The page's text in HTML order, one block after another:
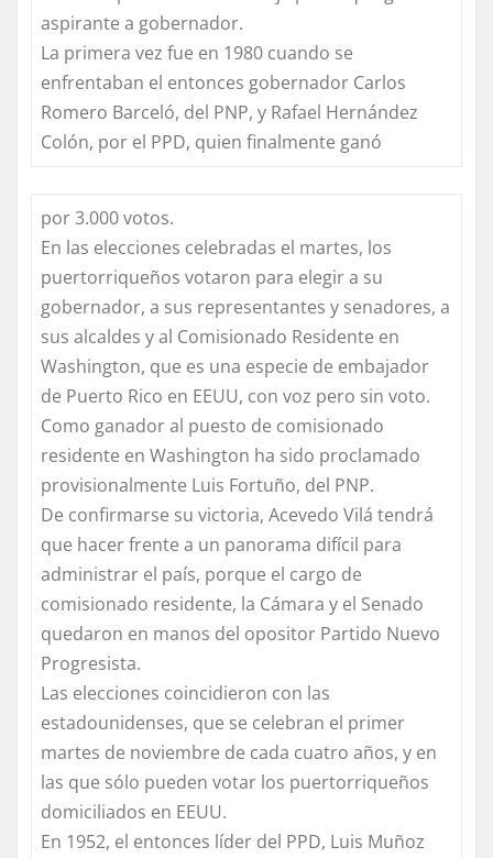
aspirante a gobernador.
La primera vez fue en 1980 cuando se
enfrentaban el entonces gobernador Carlos
Romero Barceló, del PNP, y Rafael Hernández
Colón, por el PPD, quien finalmente ganó
por 3.000 votos.
En las elecciones celebradas el martes, los
puertorriqueños votaron para elegir a su
gobernador, a sus representantes y senadores, a
sus alcaldes y al Comisionado Residente en
Washington, que es una especie de embajador
de Puerto Rico en EEUU, con voz pero sin voto.
Como ganador al puesto de comisionado
residente en Washington ha sido proclamado
provisionalmente Luis Fortuño, del PNP.
De confirmarse su victoria, Acevedo Vilá tendrá
que hacer frente a un panorama difícil para
administrar el país, porque el cargo de
comisionado residente, la Cámara y el Senado
quedaron en manos del opositor Partido Nuevo
Progresista.
Las elecciones coincidieron con las
estadounidenses, que se celebran el primer
martes de noviembre de cada cuatro años, y en
las que sólo pueden votar los puertorriqueños
domiciliados en EEUU.
En 1952, el entonces líder del PPD, Luis Muñoz